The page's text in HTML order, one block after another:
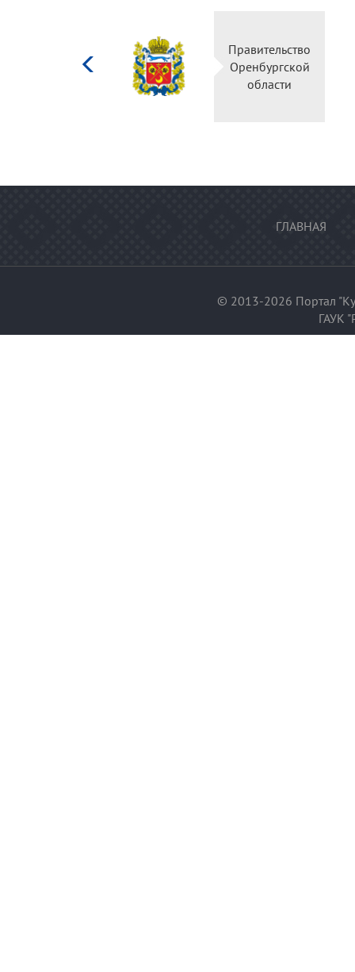
Правительство
Оренбургской
области
ГЛАВНАЯ
© 2013-2026 Портал
ГАУК